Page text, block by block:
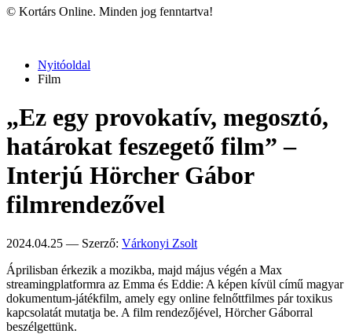
© Kortárs Online. Minden jog fenntartva!
Nyitóoldal
Film
„Ez egy provokatív, megosztó,
határokat feszegető film” –
Interjú Hörcher Gábor
filmrendezővel
2024.04.25 — Szerző: Várkonyi Zsolt
Áprilisban érkezik a mozikba, majd május végén a Max
streamingplatformra az Emma és Eddie: A képen kívül című magyar
dokumentum-játékfilm, amely egy online felnőttfilmes pár toxikus
kapcsolatát mutatja be. A film rendezőjével, Hörcher Gáborral
beszélgettünk.